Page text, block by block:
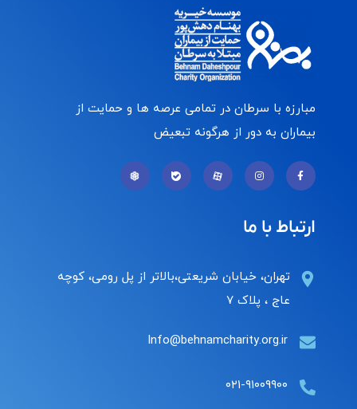
مبارزه با سرطان در تمامی عرصه ها و حمایت از
بیماران به دور از هرگونه تبعیض
ارتباط با ما
تهران، خیابان شریعتی،بالاتر از پل رومی، کوچه
عاج ، پلاک ۷
Info@behnamcharity.org.ir
۰۲۱-۹۱۰۰۹۹۰۰